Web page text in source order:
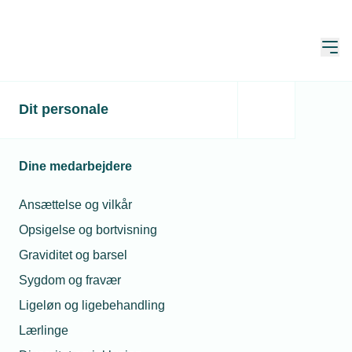
Dit personale
Dine medarbejdere
Ansættelse og vilkår
Opsigelse og bortvisning
Graviditet og barsel
Sygdom og fravær
Ligeløn og ligebehandling
Lærlinge
Sanistål vinder